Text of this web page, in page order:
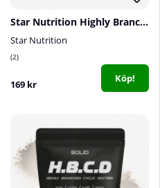
Star Nutrition Highly Branched Cyclic Dextrin, 400 g
Star Nutrition
2
169 kr Köp!